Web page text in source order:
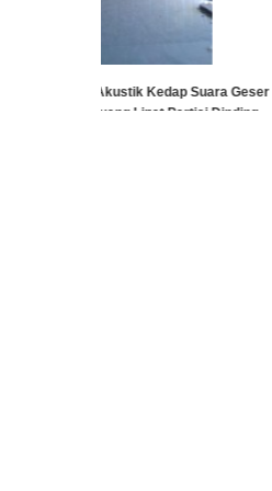
Ruang Perjamuan
Bergerak Kayu Ruang
Redam
Rp